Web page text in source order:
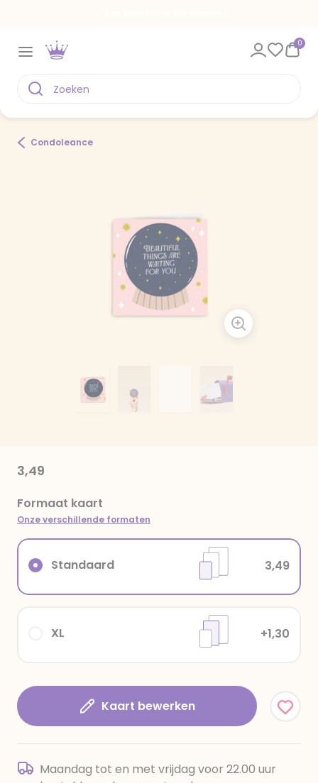
0
Condoleance
3,49
Formaat kaart
Onze verschillende formaten
XL +1,30
Standaard 3,49
Kaart bewerken
Maandag tot en met vrijdag voor 22.00 uur